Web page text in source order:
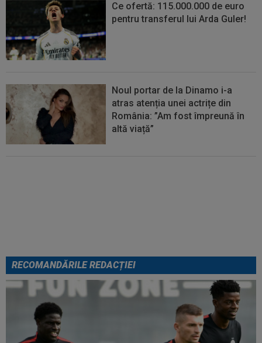
Ce ofertă: 115.000.000 de euro
pentru transferul lui Arda Guler!
Noul portar de la Dinamo i-a
atras atenția unei actrițe din
România: ”Am fost împreună în
altă viață”
RECOMANDĂRILE REDACȚIEI